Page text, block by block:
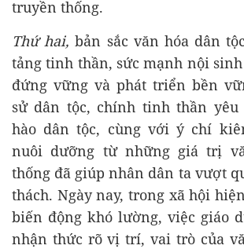
truyền thống.
Thứ hai, bản sắc văn hóa dân
tảng tinh thần, sức mạnh nội
đứng vững và phát triển bền
sử dân tộc, chính tinh thần
hào dân tộc, cùng với ý chí
nuôi dưỡng từ những giá trị
thống đã giúp nhân dân ta vượt
thách. Ngày nay, trong xã hội
biến động khó lường, việc giáo
nhận thức rõ vị trí, vai trò của